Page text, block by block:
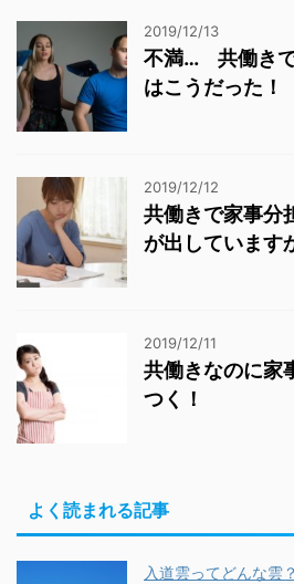
2019/12/13
不満… 共働き
はこうだった！
2019/12/12
共働きで家事分
が出しています
2019/12/11
共働きなのに家
つく！
よく読まれる記事
入道雲ってどんな雲